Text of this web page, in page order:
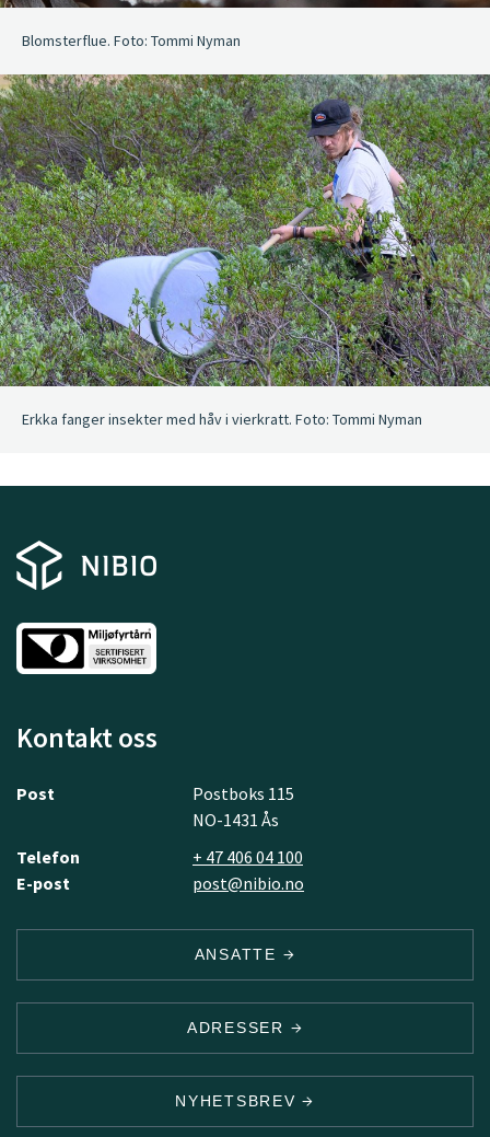
Blomsterflue. Foto: Tommi Nyman
Erkka fanger insekter med håv i vierkratt. Foto: Tommi Nyman
Kontakt oss
Post
Postboks 115
NO-1431 Ås
Telefon
+ 47 406 04 100
E-post
post@nibio.no
ANSATTE
ADRESSER
NYHETSBREV